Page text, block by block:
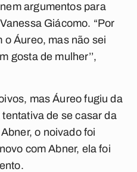
argumentos para
Giácomo. “Por
o Áureo, mas não sei
gosta de mulher’’,
mas Áureo fugiu da
de se casar da
o noivado foi
com Abner, ela foi